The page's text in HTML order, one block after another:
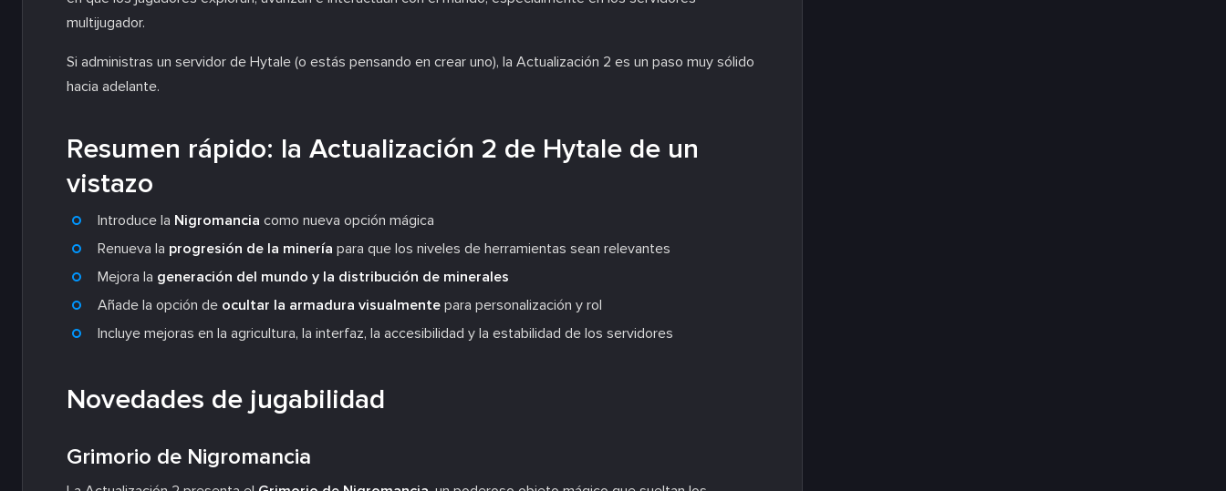
multijugador.
Si administras un servidor de Hytale (o estás pensando en crear uno), la Actualización 2 es un paso muy sólido
hacia adelante.
Resumen rápido: la Actualización 2 de Hytale de un
vistazo
Introduce la Nigromancia como nueva opción mágica
Renueva la progresión de la minería para que los niveles de herramientas sean relevantes
Mejora la generación del mundo y la distribución de minerales
Añade la opción de ocultar la armadura visualmente para personalización y rol
Incluye mejoras en la agricultura, la interfaz, la accesibilidad y la estabilidad de los servidores
Novedades de jugabilidad
Grimorio de Nigromancia